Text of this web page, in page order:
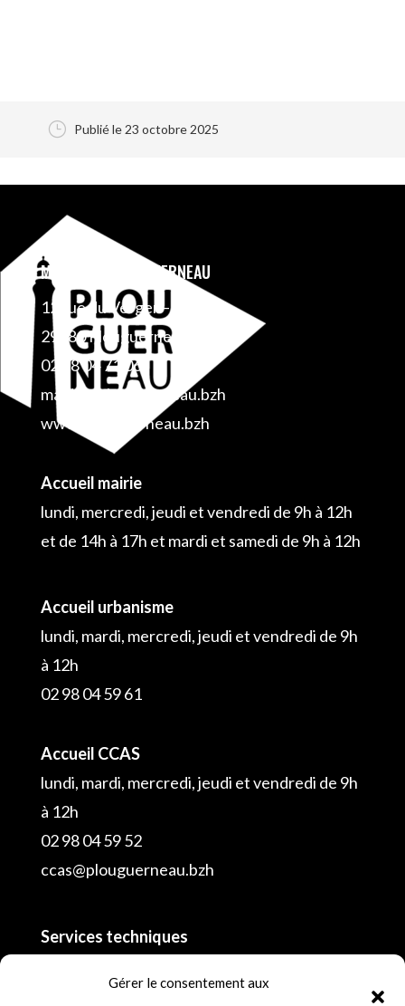
Gérer le consentement aux
}Publié le 23 octobre 2025
MAIRIE DE PLOUGUERNEAU
12 rue du Verger – BP 1
29880 Plouguerneau
02 98 04 71 06
mairie@plouguerneau.bzh
www.plouguerneau.bzh
Accueil mairie
lundi, mercredi, jeudi et vendredi de 9h à 12h
et de 14h à 17h et mardi et samedi de 9h à 12h
Accueil urbanisme
lundi, mardi, mercredi, jeudi et vendredi de 9h
à 12h
02 98 04 59 61
Accueil CCAS
lundi, mardi, mercredi, jeudi et vendredi de 9h
à 12h
02 98 04 59 52
ccas@plouguerneau.bzh
Services techniques